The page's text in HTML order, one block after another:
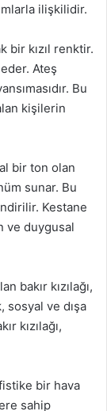
ilişkilidir.
bir kızıl renktir.
Ateş
Bu
kişilerin
bir ton olan
sunar. Bu
Kestane
ve duygusal
bakır kızılağı,
sosyal ve dışa
kızılağı,
bir hava
sahip